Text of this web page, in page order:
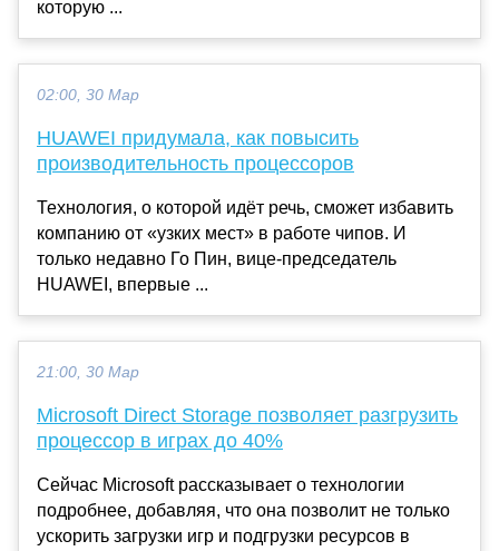
которую ...
02:00, 30 Мар
HUAWEI придумала, как повысить
производительность процессоров
Технология, о которой идёт речь, сможет избавить
компанию от «узких мест» в работе чипов. И
только недавно Го Пин, вице-председатель
HUAWEI, впервые ...
21:00, 30 Мар
Microsoft Direct Storage позволяет разгрузить
процессор в играх до 40%
Сейчас Microsoft рассказывает о технологии
подробнее, добавляя, что она позволит не только
ускорить загрузки игр и подгрузки ресурсов в